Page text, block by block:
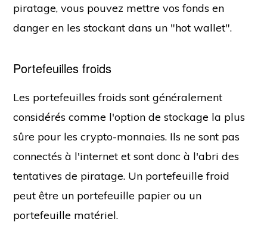
piratage, vous pouvez mettre vos fonds en
danger en les stockant dans un "hot wallet".
Portefeuilles froids
Les portefeuilles froids sont généralement
considérés comme l'option de stockage la plus
sûre pour les crypto-monnaies. Ils ne sont pas
connectés à l'internet et sont donc à l'abri des
tentatives de piratage. Un portefeuille froid
peut être un portefeuille papier ou un
portefeuille matériel.